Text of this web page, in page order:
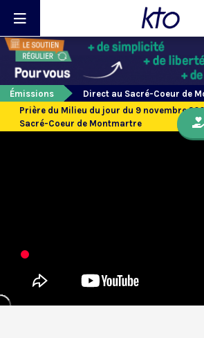
Émissions
Direct au Sacré-Coeur de
Prière du Milieu du jour du 9 novembre
Sacré-Coeur de Montmartre